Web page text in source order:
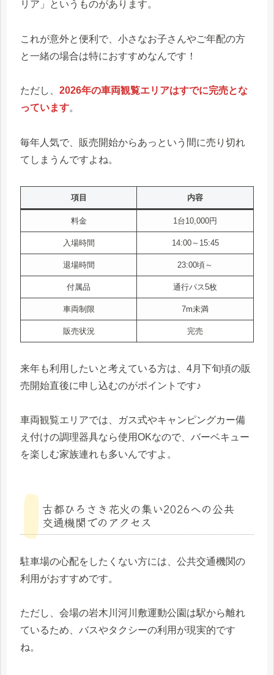
リア」というものがあります。
これが意外と便利で、小さなお子さんやご年配の方
と一緒の場合は特におすすめなんです！
ただし、 2026年の車両観覧エリアはすでに完売とな
っています。
毎年人気で、販売開始からあっという間に売り切れ
てしまうんですよね。
項目 内容
料金 1台10,000円
入場時間 14:00～15:45
退場時間 23:00頃～
付属品 通行パス5枚
車両制限 7m未満
販売状況 完売
来年も利用したいと考えている方は、4月下旬頃の販
売開始直後に申し込むのがポイントです♪
車両観覧エリアでは、ガス式やキャンピングカー備
え付けの調理器具なら使用OKなので、バーベキュー
を楽しむ家族連れも多いんですよ。
古都ひろさき花火の集い2026への公共
交通機関でのアクセス
駐車場の心配をしたくない方には、公共交通機関の
利用がおすすめです。
ただし、会場の岩木川河川敷運動公園は駅から離れ
ているため、バスやタクシーの利用が現実的です
ね。